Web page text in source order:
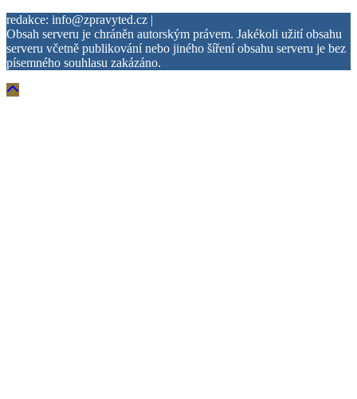
redakce: info@zpravyted.cz |
Obsah serveru je chráněn autorským právem. Jakékoli užití obsahu
serveru včetně publikování nebo jiného šíření obsahu serveru je bez
písemného souhlasu zakázáno.